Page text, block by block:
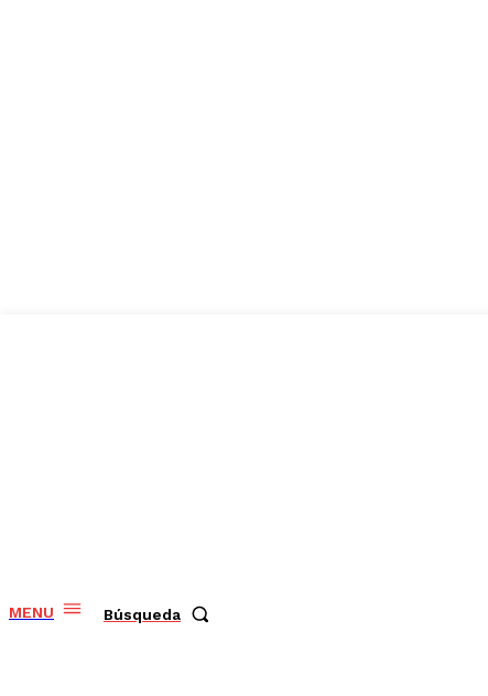
MENU Búsqueda